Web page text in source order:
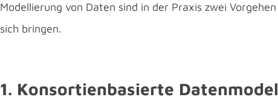
Modellierung von Daten sind in der Praxis zwei
sich bringen.
1. Konsortienbasierte